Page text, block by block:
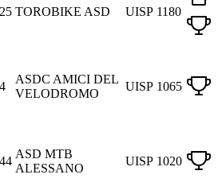
TOROBIKE ASD UISP 1180
ASDC AMICI DEL
VELODROMO
UISP 1065
ASD MTB
ALESSANO
UISP 1020